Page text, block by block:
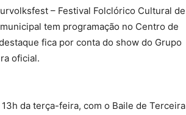
– Festival Folclórico Cultural de
tem programação no Centro de
fica por conta do show do Grupo
oficial.
da terça-feira, com o Baile de Terceira